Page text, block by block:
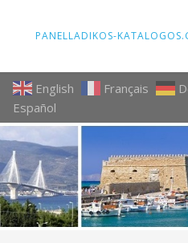
PANELLADIKOS-
English Français
Español